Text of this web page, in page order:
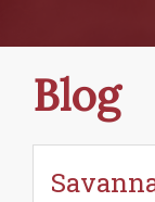
i
i
Blog